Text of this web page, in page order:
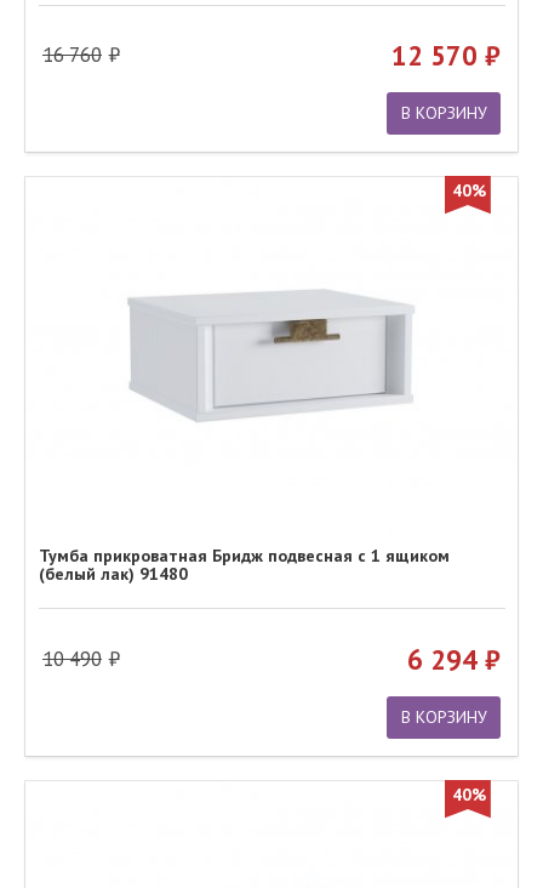
16 760 12 570
В КОРЗИНУ
40%
Тумба прикроватная Бридж подвесная с 1 ящиком
(белый лак) 91480
10 490 6 294
В КОРЗИНУ
40%